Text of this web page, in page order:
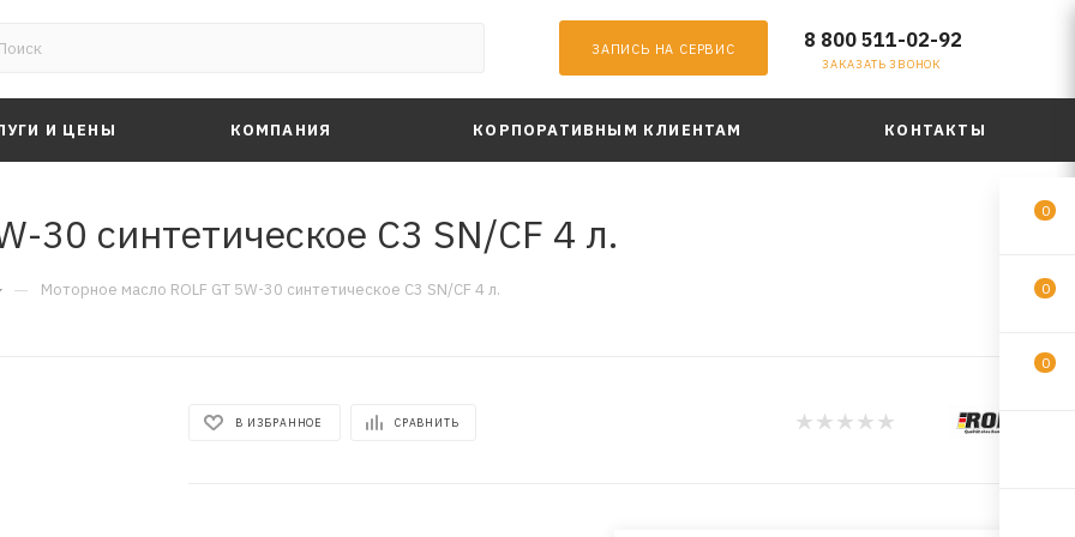
ЗАПИСЬ НА СЕРВИС 8 800 511-02-92
ЗАКАЗАТЬ ЗВОНОК
И ЦЕНЫ КОМПАНИЯ КОРПОРАТИВНЫМ КЛИЕНТАМ КОНТАКТЫ
30 синтетическое C3 SN/CF 4 л.
— Моторное масло ROLF GT 5W-30 синтетическое C3 SN/CF 4 л.
В ИЗБРАННОЕ СРАВНИТЬ
0
0
0